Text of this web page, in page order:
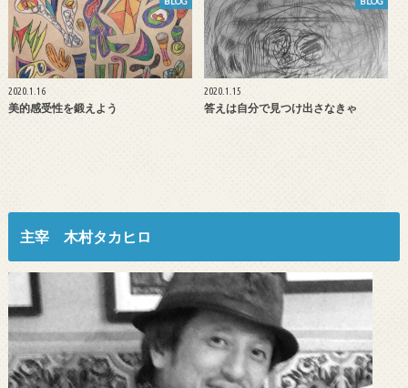
2020.1.16
美的感受性を鍛えよう
2020.1.15
答えは自分で見つけ出さなきゃ
主宰 木村タカヒロ